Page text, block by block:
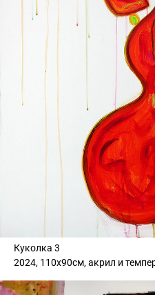
Куколка 3
2024, 110х90см, акрил и